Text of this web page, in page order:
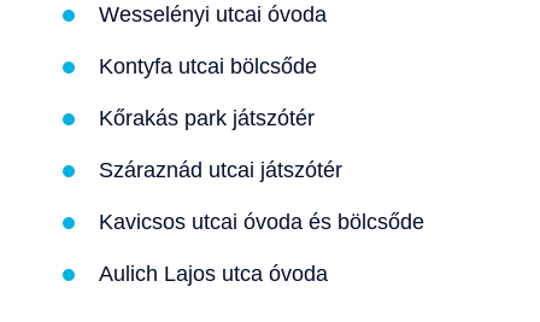
Wesselényi utcai óvoda
Kontyfa utcai bölcsőde
Kőrakás park játszótér
Száraznád utcai játszótér
Kavicsos utcai óvoda és bölcsőde
Aulich Lajos utca óvoda